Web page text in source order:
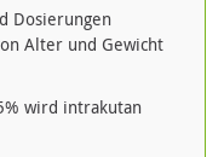
Dosierungen
Alter und Gewicht
wird intrakutan